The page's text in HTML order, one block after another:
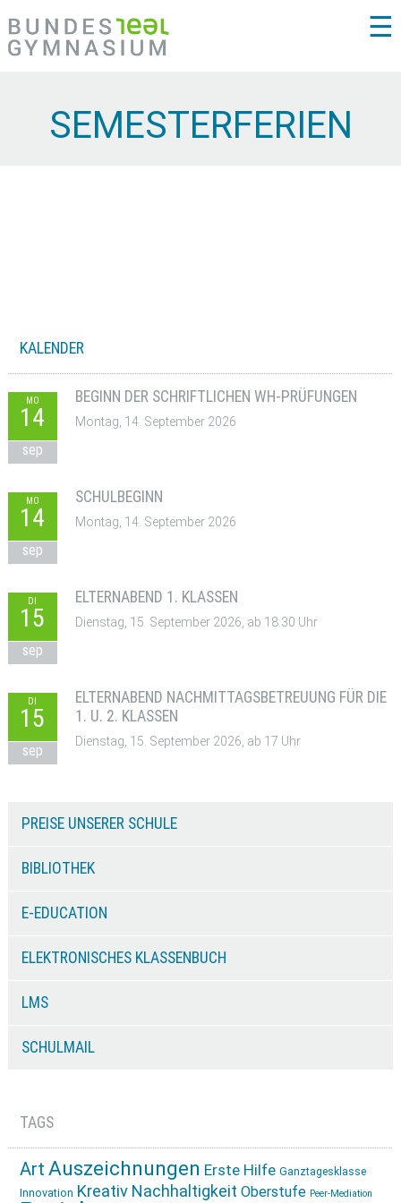
☰
SEMESTERFERIEN
KALENDER
MO
14
sep
BEGINN DER SCHRIFTLICHEN WH-PRÜFUNGEN
Montag, 14. September 2026
MO
14
sep
SCHULBEGINN
Montag, 14. September 2026
DI
15
sep
ELTERNABEND 1. KLASSEN
Dienstag, 15. September 2026, ab 18:30 Uhr
DI
15
sep
ELTERNABEND NACHMITTAGSBETREUUNG FÜR DIE
1. U. 2. KLASSEN
Dienstag, 15. September 2026, ab 17 Uhr
PREISE UNSERER SCHULE
BIBLIOTHEK
E-EDUCATION
ELEKTRONISCHES KLASSENBUCH
LMS
SCHULMAIL
TAGS
Art Auszeichnungen Erste Hilfe Ganztagesklasse
Innovation Kreativ Nachhaltigkeit Oberstufe Peer-Mediation